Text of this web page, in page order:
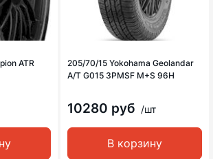
ATR
205/70/15 Yokohama Geolandar
A/T G015 3PMSF M+S 96H
10280 руб /шт
В корзину